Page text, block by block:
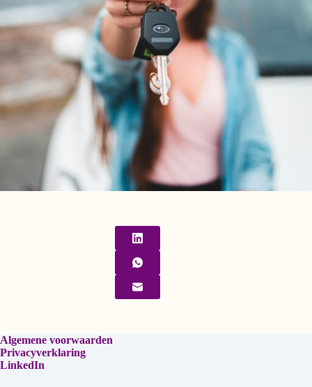
Algemene voorwaarden
Privacyverklaring
LinkedIn